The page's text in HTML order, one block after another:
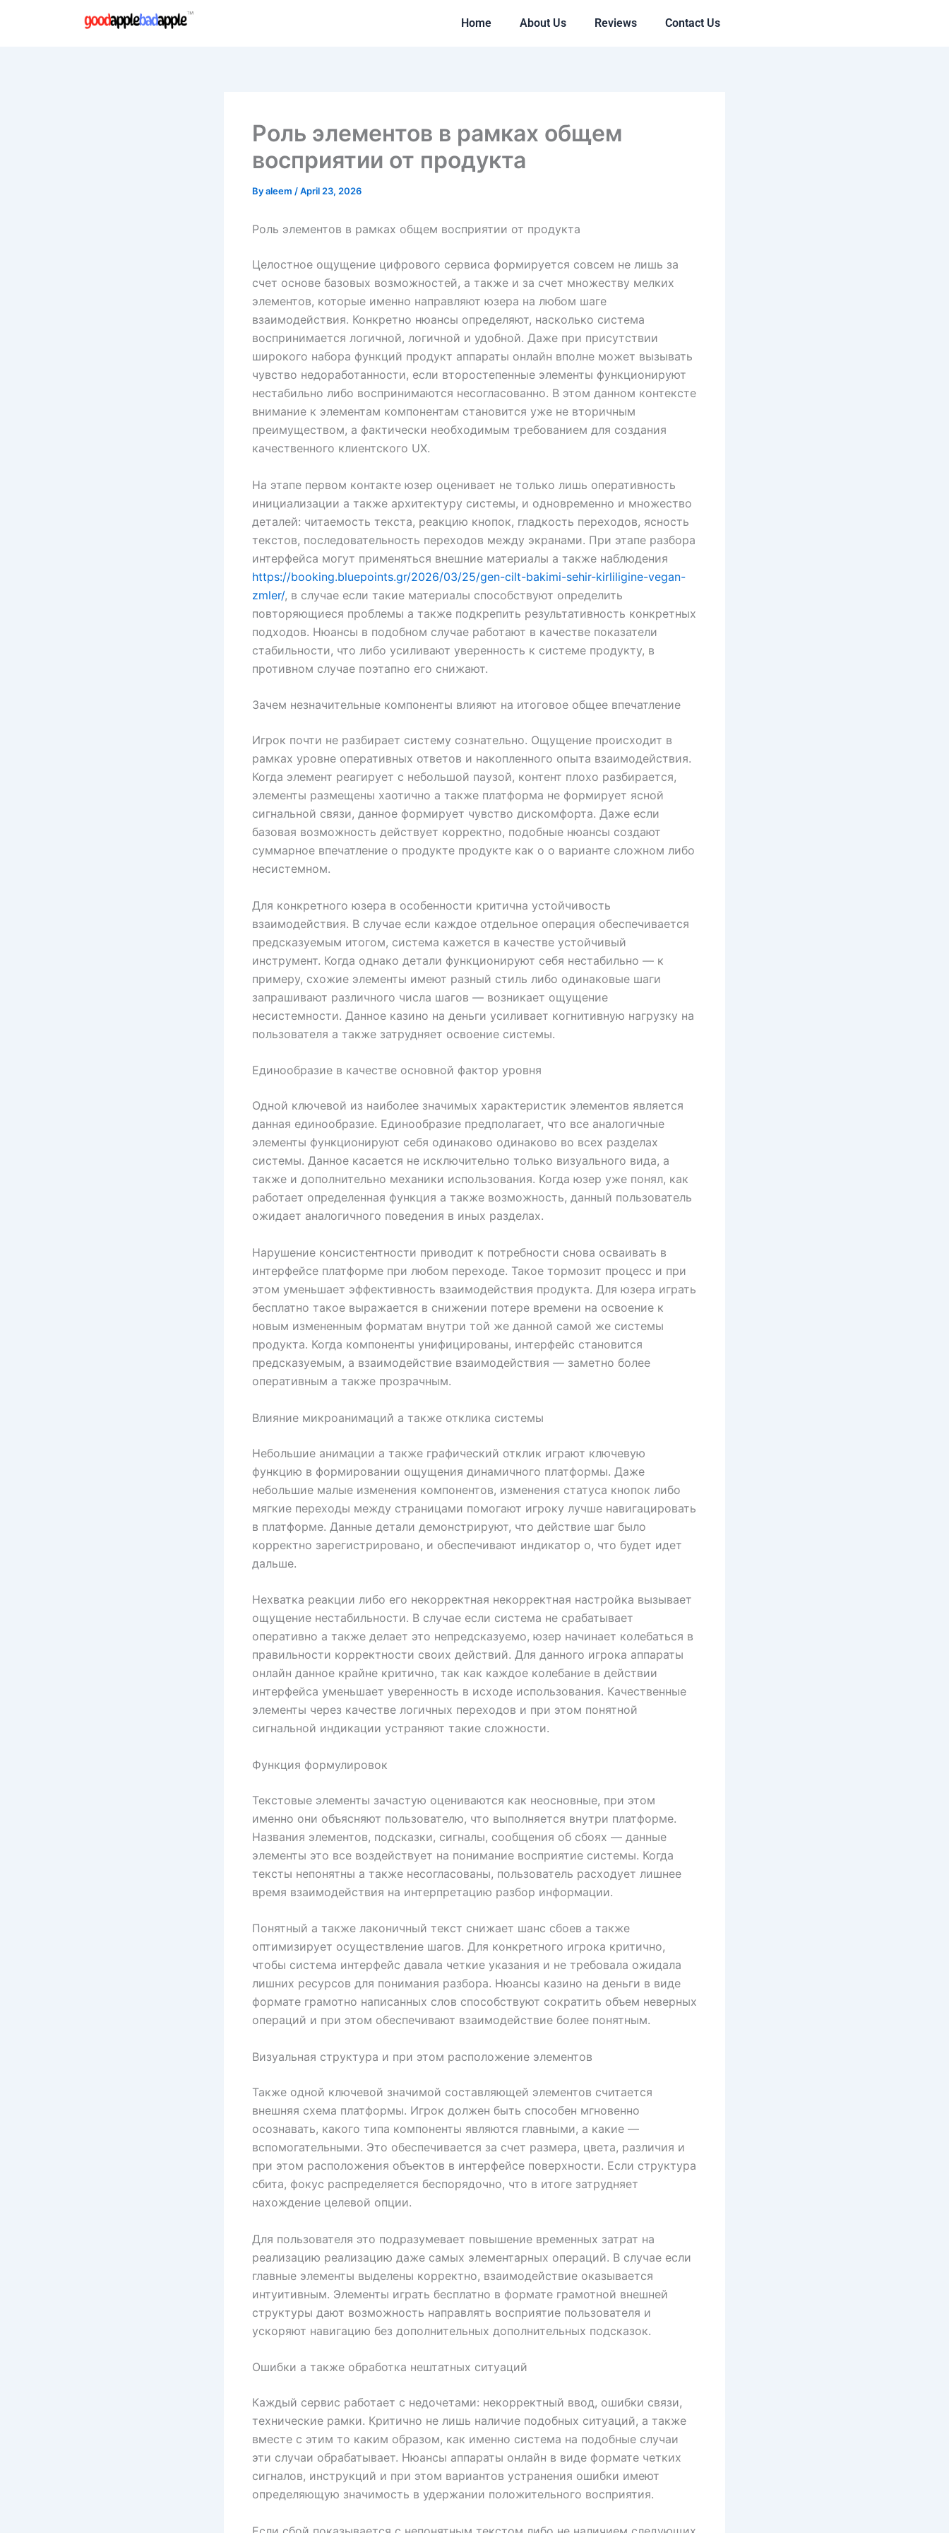
Home About Us Reviews Contact Us
Роль элементов в рамках общем
восприятии от продукта
Byaleem /April 23, 2026
Роль элементов в рамках общем восприятии от продукта
Целостное ощущение цифрового сервиса формируется совсем не лишь за
счет основе базовых возможностей, а также и за счет множеству мелких
элементов, которые именно направляют юзера на любом шаге
взаимодействия. Конкретно нюансы определяют, насколько система
воспринимается логичной, логичной и удобной. Даже при присутствии
широкого набора функций продукт аппараты онлайн вполне может вызывать
чувство недоработанности, если второстепенные элементы функционируют
нестабильно либо воспринимаются несогласованно. В этом данном контексте
внимание к элементам компонентам становится уже не вторичным
преимуществом, а фактически необходимым требованием для создания
качественного клиентского UX.
На этапе первом контакте юзер оценивает не только лишь оперативность
инициализации а также архитектуру системы, и одновременно и множество
деталей: читаемость текста, реакцию кнопок, гладкость переходов, ясность
текстов, последовательность переходов между экранами. При этапе разбора
интерфейса могут применяться внешние материалы а также наблюдения
https://booking.bluepoints.gr/2026/03/25/gen-cilt-bakimi-sehir-kirliligine-vegan-
zmler/, в случае если такие материалы способствуют определить
повторяющиеся проблемы а также подкрепить результативность конкретных
подходов. Нюансы в подобном случае работают в качестве показатели
стабильности, что либо усиливают уверенность к системе продукту, в
противном случае поэтапно его снижают.
Зачем незначительные компоненты влияют на итоговое общее впечатление
Игрок почти не разбирает систему сознательно. Ощущение происходит в
рамках уровне оперативных ответов и накопленного опыта взаимодействия.
Когда элемент реагирует с небольшой паузой, контент плохо разбирается,
элементы размещены хаотично а также платформа не формирует ясной
сигнальной связи, данное формирует чувство дискомфорта. Даже если
базовая возможность действует корректно, подобные нюансы создают
суммарное впечатление о продукте продукте как о о варианте сложном либо
несистемном.
Для конкретного юзера в особенности критична устойчивость
взаимодействия. В случае если каждое отдельное операция обеспечивается
предсказуемым итогом, система кажется в качестве устойчивый
инструмент. Когда однако детали функционируют себя нестабильно — к
примеру, схожие элементы имеют разный стиль либо одинаковые шаги
запрашивают различного числа шагов — возникает ощущение
несистемности. Данное казино на деньги усиливает когнитивную нагрузку на
пользователя а также затрудняет освоение системы.
Единообразие в качестве основной фактор уровня
Одной ключевой из наиболее значимых характеристик элементов является
данная единообразие. Единообразие предполагает, что все аналогичные
элементы функционируют себя одинаково одинаково во всех разделах
системы. Данное касается не исключительно только визуального вида, а
также и дополнительно механики использования. Когда юзер уже понял, как
работает определенная функция а также возможность, данный пользователь
ожидает аналогичного поведения в иных разделах.
Нарушение консистентности приводит к потребности снова осваивать в
интерфейсе платформе при любом переходе. Такое тормозит процесс и при
этом уменьшает эффективность взаимодействия продукта. Для юзера играть
бесплатно такое выражается в снижении потере времени на освоение к
новым измененным форматам внутри той же данной самой же системы
продукта. Когда компоненты унифицированы, интерфейс становится
предсказуемым, а взаимодействие взаимодействия — заметно более
оперативным а также прозрачным.
Влияние микроанимаций а также отклика системы
Небольшие анимации а также графический отклик играют ключевую
функцию в формировании ощущения динамичного платформы. Даже
небольшие малые изменения компонентов, изменения статуса кнопок либо
мягкие переходы между страницами помогают игроку лучше навигацировать
в платформе. Данные детали демонстрируют, что действие шаг было
корректно зарегистрировано, и обеспечивают индикатор о, что будет идет
дальше.
Нехватка реакции либо его некорректная некорректная настройка вызывает
ощущение нестабильности. В случае если система не срабатывает
оперативно а также делает это непредсказуемо, юзер начинает колебаться в
правильности корректности своих действий. Для данного игрока аппараты
онлайн данное крайне критично, так как каждое колебание в действии
интерфейса уменьшает уверенность в исходе использования. Качественные
элементы через качестве логичных переходов и при этом понятной
сигнальной индикации устраняют такие сложности.
Функция формулировок
Текстовые элементы зачастую оцениваются как неосновные, при этом
именно они объясняют пользователю, что выполняется внутри платформе.
Названия элементов, подсказки, сигналы, сообщения об сбоях — данные
элементы это все воздействует на понимание восприятие системы. Когда
тексты непонятны а также несогласованы, пользователь расходует лишнее
время взаимодействия на интерпретацию разбор информации.
Понятный а также лаконичный текст снижает шанс сбоев а также
оптимизирует осуществление шагов. Для конкретного игрока критично,
чтобы система интерфейс давала четкие указания и не требовала ожидала
лишних ресурсов для понимания разбора. Нюансы казино на деньги в виде
формате грамотно написанных слов способствуют сократить объем неверных
операций и при этом обеспечивают взаимодействие более понятным.
Визуальная структура и при этом расположение элементов
Также одной ключевой значимой составляющей элементов считается
внешняя схема платформы. Игрок должен быть способен мгновенно
осознавать, какого типа компоненты являются главными, а какие —
вспомогательными. Это обеспечивается за счет размера, цвета, различия и
при этом расположения объектов в интерфейсе поверхности. Если структура
сбита, фокус распределяется беспорядочно, что в итоге затрудняет
нахождение целевой опции.
Для пользователя это подразумевает повышение временных затрат на
реализацию реализацию даже самых элементарных операций. В случае если
главные элементы выделены корректно, взаимодействие оказывается
интуитивным. Элементы играть бесплатно в формате грамотной внешней
структуры дают возможность направлять восприятие пользователя и
ускоряют навигацию без дополнительных дополнительных подсказок.
Ошибки а также обработка нештатных ситуаций
Каждый сервис работает с недочетами: некорректный ввод, ошибки связи,
технические рамки. Критично не лишь наличие подобных ситуаций, а также
вместе с этим то каким образом, как именно система на подобные случаи
эти случаи обрабатывает. Нюансы аппараты онлайн в виде формате четких
сигналов, инструкций и при этом вариантов устранения ошибки имеют
определяющую значимость в удержании положительного восприятия.